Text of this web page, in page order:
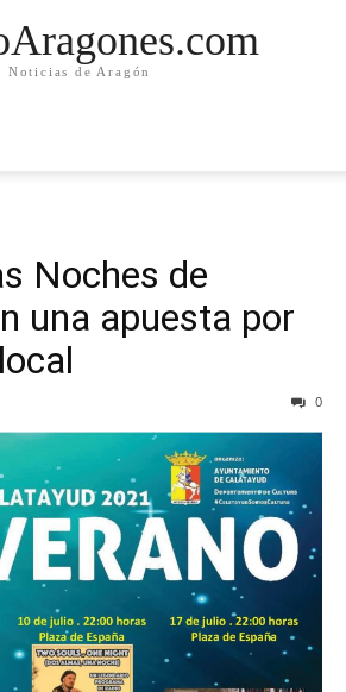
Noticias de Aragón
Noches de
una apuesta por
0